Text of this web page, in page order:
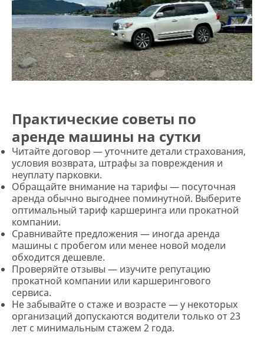
Практические советы по
аренде машины на сутки
Читайте договор — уточните детали страхования,
условия возврата, штрафы за повреждения и
неуплату парковки.
Обращайте внимание на тарифы — посуточная
аренда обычно выгоднее поминутной. Выберите
оптимальный тариф каршеринга или прокатной
компании.
Сравнивайте предложения — иногда аренда
машины с пробегом или менее новой модели
обходится дешевле.
Проверяйте отзывы — изучите репутацию
прокатной компании или каршерингового
сервиса.
Не забывайте о стаже и возрасте — у некоторых
организаций допускаются водители только от 23
лет с минимальным стажем 2 года.